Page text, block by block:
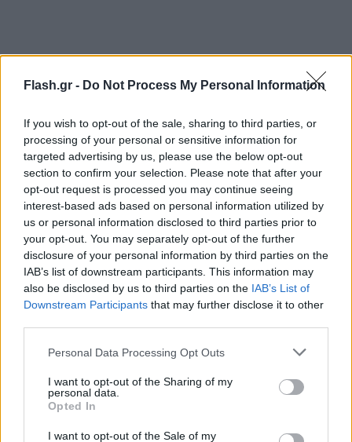
Flash.gr - Do Not Process My Personal Information
If you wish to opt-out of the sale, sharing to third parties, or
processing of your personal or sensitive information for
targeted advertising by us, please use the below opt-out
section to confirm your selection. Please note that after your
opt-out request is processed you may continue seeing
interest-based ads based on personal information utilized by
us or personal information disclosed to third parties prior to
your opt-out. You may separately opt-out of the further
disclosure of your personal information by third parties on the
IAB’s list of downstream participants. This information may
also be disclosed by us to third parties on the IAB’s List of
Downstream Participants that may further disclose it to other
Please note that this website/app uses one or more Google
not limited to your visit or usage behaviour. You may click to
grant or deny consent to Google and its third-party tags to
use your data for below specified purposes in below Google
consent section.
Personal Data Processing Opt Outs
I want to opt-out of the Sharing of my
personal data.
Opted In
I want to opt-out of the Sale of my